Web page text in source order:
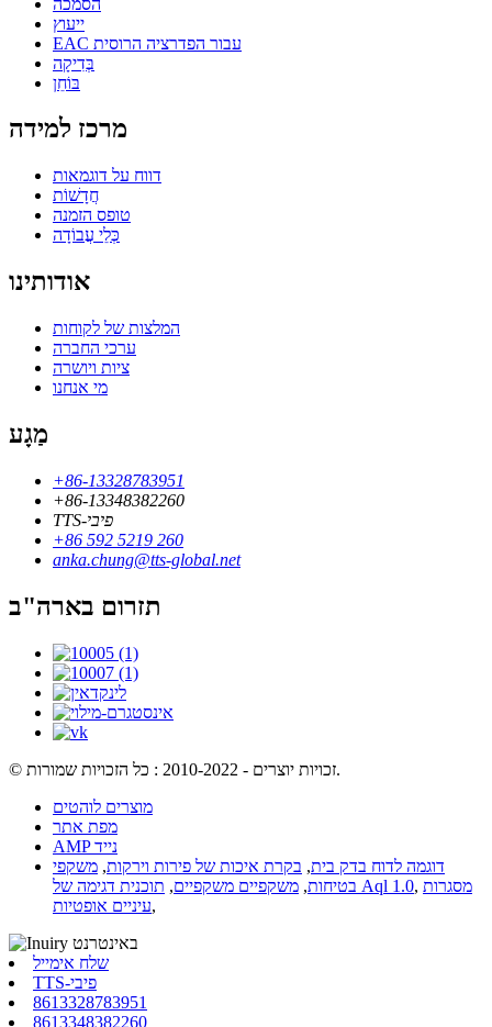
ייעוץ
EAC עבור הפדרציה הרוסית
בְּדִיקָה
בּוֹחֵן
מרכז למידה
דווח על דוגמאות
חֲדָשׁוֹת
טופס הזמנה
כְּלֵי עֲבוֹדָה
אודותינו
המלצות של לקוחות
ערכי החברה
ציות ויושרה
מי אנחנו
מַגָע
+86-13328783951
+86-13348382260
TTS-פיבי
+86 592 5219 260
anka.chung@tts-global.net
תזרום בארה"ב
© זכויות יוצרים - 2010-2022 : כל הזכויות שמורות.
מוצרים לוהטים
מפת אתר
AMP נייד
דוגמה לדוח בדק בית, בקרת איכות של פירות וירקות, משקפי
בטיחות, משקפיים משקפיים, תוכנית דגימה של Aql 1.0, מסגרות
עיניים אופטיות,
שלח אימייל
TTS-פיבי
8613328783951
8613348382260